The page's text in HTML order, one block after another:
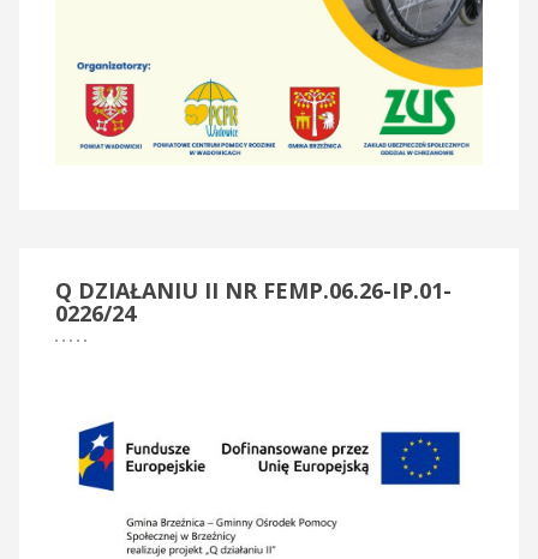
Q DZIAŁANIU II NR FEMP.06.26-IP.01-
0226/24